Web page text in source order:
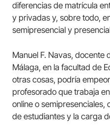
diferencias de matrícula
y privadas y, sobre todo,
semipresencial y
Manuel F. Navas, docente
Málaga, en la facultad de
otras cosas, podría
profesorado que trabaja
online o semipresenciales,
de estudiantes y la carga